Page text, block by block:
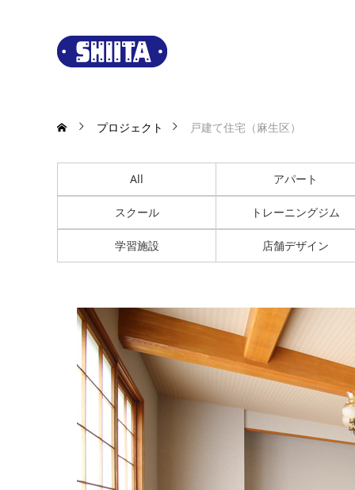
プロジェクト 戸建て住宅（麻生区）
All アパート
スクール トレーニングジム
学習施設 店舗デザイン